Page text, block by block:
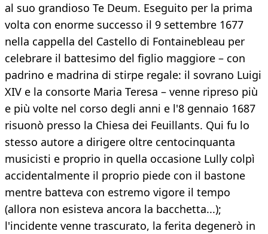
al suo grandioso Te Deum. Eseguito per la prima
volta con enorme successo il 9 settembre 1677
nella cappella del Castello di Fontainebleau per
celebrare il battesimo del figlio maggiore – con
padrino e madrina di stirpe regale: il sovrano Luigi
XIV e la consorte Maria Teresa – venne ripreso più
e più volte nel corso degli anni e l'8 gennaio 1687
risuonò presso la Chiesa dei Feuillants. Qui fu lo
stesso autore a dirigere oltre centocinquanta
musicisti e proprio in quella occasione Lully colpì
accidentalmente il proprio piede con il bastone
mentre batteva con estremo vigore il tempo
(allora non esisteva ancora la bacchetta...);
l'incidente venne trascurato, la ferita degenerò in